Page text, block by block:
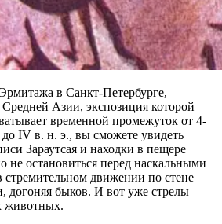
в Санкт-Петербурге,
Азии, экспозиция которой
временной промежуток от 4-
до IV в. н. э., вы сможете увидеть
Зараутсая и находки в пещере
остановиться перед наскальными
стремительном движении по стене
догоняя быков. И вот уже стрелы
животных.